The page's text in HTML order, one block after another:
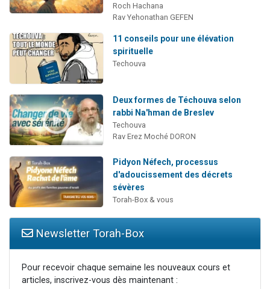
Roch Hachana
Rav Yehonathan GEFEN
11 conseils pour une élévation
spirituelle
Techouva
Deux formes de Téchouva selon
rabbi Na'hman de Breslev
Techouva
Rav Erez Moché DORON
Pidyon Néfech, processus
d'adoucissement des décrets
sévères
Torah-Box & vous
Newsletter Torah-Box
Pour recevoir chaque semaine les nouveaux cours et
articles, inscrivez-vous dès maintenant :